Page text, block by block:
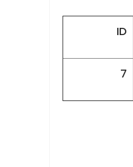
ID
7